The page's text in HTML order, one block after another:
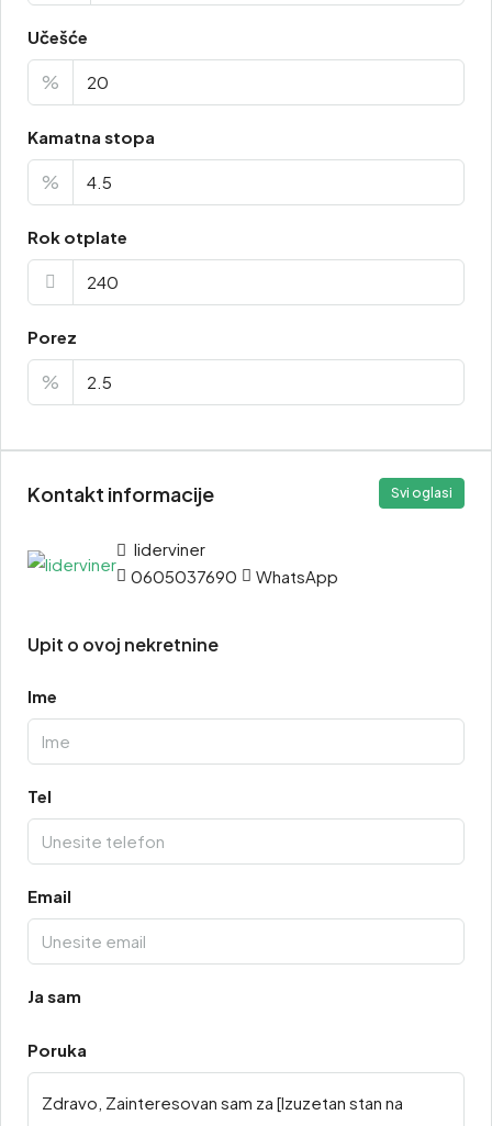
Učešće
%
Kamatna stopa
%
Rok otplate
Porez
%
Kontakt informacije Svi oglasi
liderviner
0605037690
WhatsApp
Upit o ovoj nekretnine
Ime
Tel
Email
Ja sam
Poruka